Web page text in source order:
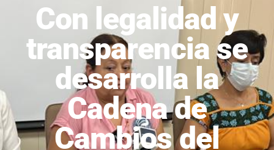
Con legalidad y
transparencia se
desarrolla la
Cadena de
Cambios del